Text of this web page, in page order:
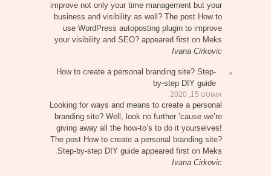
improve not only your time management but your
business and visibility as well? The post How to
use WordPress autoposting plugin to improve
your visibility and SEO? appeared first on Meks.
Ivana Cirkovic
How to create a personal branding site? Step-
by-step DIY guide
אוגוסט 15, 2020
Looking for ways and means to create a personal
branding site? Well, look no further ’cause we’re
giving away all the how-to’s to do it yourselves!
The post How to create a personal branding site?
Step-by-step DIY guide appeared first on Meks.
Ivana Cirkovic